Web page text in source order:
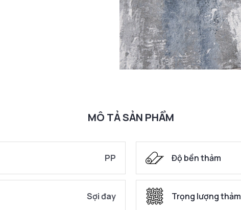
MÔ TẢ SẢN PHẨM
PP Độ bền thảm
Sợi đay Trọng lượng thảm